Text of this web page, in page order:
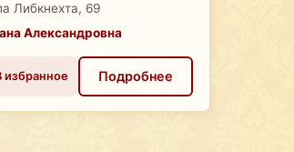
Либкнехта, 69
Александровна
избранное Подробнее